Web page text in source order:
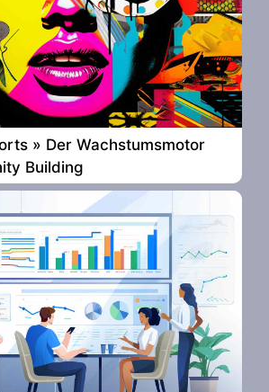
» Der Wachstumsmotor
Building